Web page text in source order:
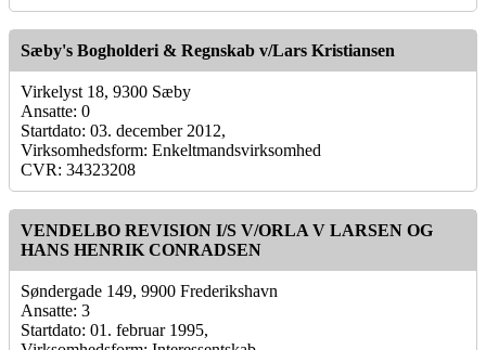
Sæby's Bogholderi & Regnskab v/Lars Kristiansen
Virkelyst 18, 9300 Sæby
Ansatte: 0
Startdato: 03. december 2012,
Virksomhedsform: Enkeltmandsvirksomhed
CVR: 34323208
VENDELBO REVISION I/S V/ORLA V LARSEN OG
HANS HENRIK CONRADSEN
Søndergade 149, 9900 Frederikshavn
Ansatte: 3
Startdato: 01. februar 1995,